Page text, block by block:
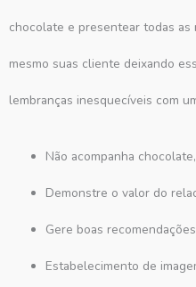
chocolate e presentear todas as
mesmo suas cliente deixando
lembranças inesquecíveis com
Não acompanha
Demonstre o valor do
Gere boas
Estabelecimento de